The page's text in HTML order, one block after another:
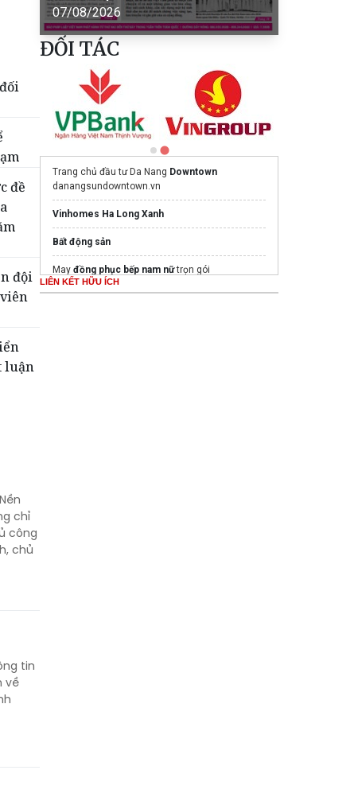
đề
đội
luận
chỉ
công
chủ
tin
về
07/08/2026
ĐỐI TÁC
Trang chủ đầu tư Da Nang Downtown
danangsundowntown.vn
Vinhomes Ha Long Xanh
Bất động sản
May đồng phục bếp nam nữtrọn gói
LIÊN KẾT HỮU ÍCH